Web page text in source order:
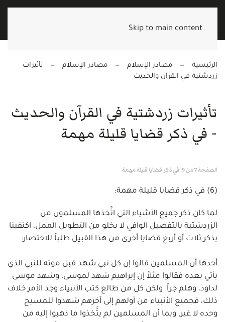
Skip to main content
الرئيسية مصادر الإسلام مصادر الإسلام
تأثيرات
زردشتية في القرآن والحديث
تأثيرات زردشتية في القرآن والحديث
- في ذكر قضايا قليلة مهمة
الصفحة 7 من 9: في ذكر قضايا قليلة مهمة
(6) في ذكر قضايا قليلة مهمة:
لما كان ذكر جميع الأشياء التي اتَّخذها المسلمون من
الزردشتية بالتفصيل الوافي لا يخلو من التطويل الممل، اكتفينا
بذكر ثلاث أو أربع قضايا أخرى من هذا القبيل طلباً للاختصار:
أحدها أن المسلمين قالوا إن كل نبي شهد قبل موته للنبي الذي
يأتي بعده فقالوا مثلاً إن إبراهيم شهد لموسى، وشهد موسى
لداود، وهلم جراً. ولكن كل من طالع كتب الأنبياء وجد الأمر خلاف
ذلك، فجميع الأنبياء من أولهم إلى آخرهم شهدوا للمسيح
وحده لا غير. وبما أن المسلمين لم يتَّخذوا ما ذهبوا إليه من